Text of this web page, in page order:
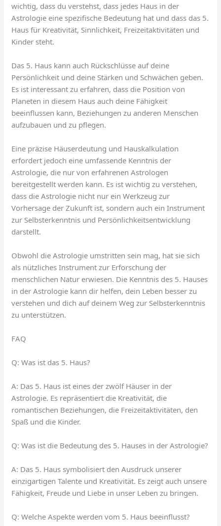
wichtig, dass du verstehst, dass jedes Haus in der
Astrologie eine spezifische Bedeutung hat und dass das 5.
Haus für Kreativität, Sinnlichkeit, Freizeitaktivitäten und
Kinder steht.
Das 5. Haus kann auch Rückschlüsse auf deine
Persönlichkeit und deine Stärken und Schwächen geben.
Es ist interessant zu erfahren, dass die Position von
Planeten in diesem Haus auch deine Fähigkeit
beeinflussen kann, Beziehungen zu anderen Menschen
aufzubauen und zu pflegen.
Eine präzise Häuserdeutung und Hauskalkulation
erfordert jedoch eine umfassende Kenntnis der
Astrologie, die nur von erfahrenen Astrologen
bereitgestellt werden kann. Es ist wichtig zu verstehen,
dass die Astrologie nicht nur ein Werkzeug zur
Vorhersage der Zukunft ist, sondern auch ein Instrument
zur Selbsterkenntnis und Persönlichkeitsentwicklung
darstellt.
Obwohl die Astrologie umstritten sein mag, hat sie sich
als nützliches Instrument zur Erforschung der
menschlichen Natur erwiesen. Die Kenntnis des 5. Hauses
in der Astrologie kann dir helfen, dein Leben besser zu
verstehen und dich auf deinem Weg zur Selbsterkenntnis
zu unterstützen.
FAQ
Q: Was ist das 5. Haus?
A: Das 5. Haus ist eines der zwölf Häuser in der
Astrologie. Es repräsentiert die Kreativität, die
romantischen Beziehungen, die Freizeitaktivitäten, den
Spaß und die Kinder.
Q: Was ist die Bedeutung des 5. Hauses in der Astrologie?
A: Das 5. Haus symbolisiert den Ausdruck unserer
einzigartigen Talente und Kreativität. Es zeigt auch unsere
Fähigkeit, Freude und Liebe in unser Leben zu bringen.
Q: Welche Aspekte werden vom 5. Haus beeinflusst?